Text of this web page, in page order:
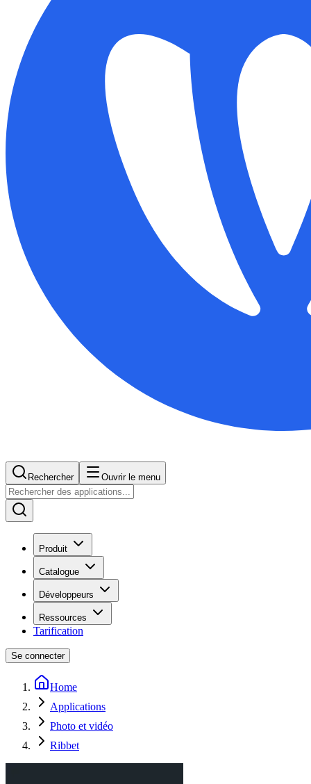
Rechercher Ouvrir le menu
Produit
Catalogue
Développeurs
Ressources
Tarification
Se connecter
Home
Applications
Photo et vidéo
Ribbet